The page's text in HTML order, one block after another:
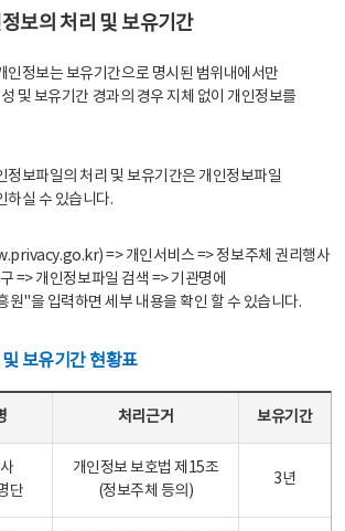
보의 처리 및 보유기간
인정보는 보유기간으로 명시된 범위내에서만
및 보유기간 경과의 경우 지체 없이 개인정보를
정보파일의 처리 및 보유기간은 개인정보파일
하실 수 있습니다.
=> 개인서비스 => 정보주체 권리행사
=> 개인정보파일 검색 => 기관명에
원"을 입력하면 세부 내용을 확인 할 수 있습니다.
보유기간 현황표
처리근거 보유기간
단
개인정보 보호법 제15조
(정보주체 등의)
3년